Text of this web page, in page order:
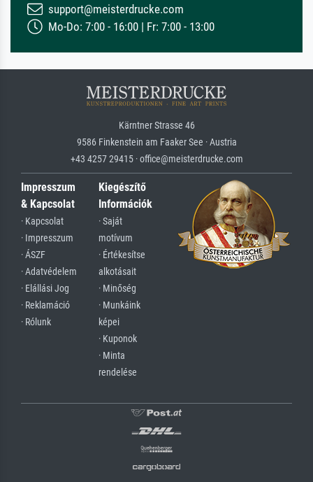
support@meisterdrucke.com
Mo-Do: 7:00 - 16:00 | Fr: 7:00 - 13:00
Kärntner Strasse 46
9586 Finkenstein am Faaker See · Austria
+43 4257 29415 · office@meisterdrucke.com
Impresszum
& Kapcsolat
· Kapcsolat
· Impresszum
· ÁSZF
· Adatvédelem
· Elállási Jog
· Reklamáció
· Rólunk
Kiegészítő
Információk
· Saját
motívum
· Értékesítse
alkotásait
· Minőség
· Munkáink
képei
· Kuponok
· Minta
rendelése